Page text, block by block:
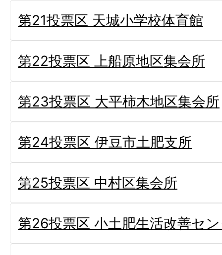
第21投票区 天城小学校体育館
第22投票区 上船原地区集会所
第23投票区 大平柿木地区集会所
第24投票区 伊豆市土肥支所
第25投票区 中村区集会所
第26投票区 小土肥生活改善セ